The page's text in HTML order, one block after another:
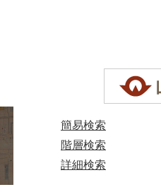
簡易検索
階層検索
詳細検索